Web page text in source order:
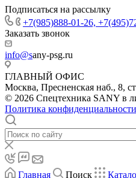
Подписаться на рассылку
+7(985)888-01-26,
Заказать звонок
info@sany-psg.ru
ГЛАВНЫЙ ОФИС
Москва, Пресненская наб., 8,
© 2026 Спецтехника SANY в
Политика конфиденциальности
Главная Поиск